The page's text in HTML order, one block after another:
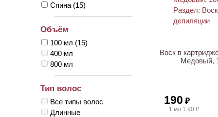
Спина (15)
Объём
100 мл (15)
400 мл
800 мл
Тип волос
Все типы волос
Длинные
Воск в
Медовый,
190 ₽
1 мл 1.90 ₽